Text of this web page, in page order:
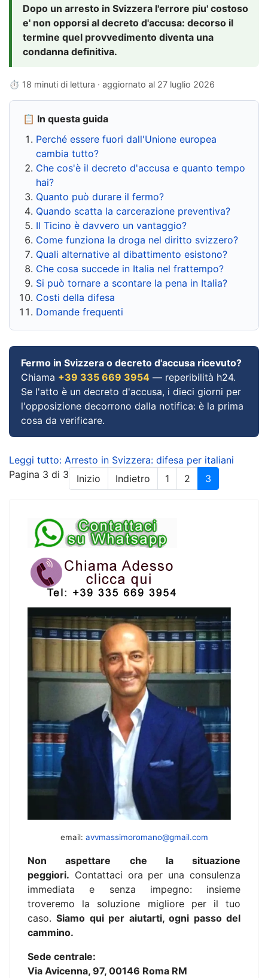
Dopo un arresto in Svizzera l'errore piu' costoso
e' non opporsi al decreto d'accusa: decorso il
termine quel provvedimento diventa una
condanna definitiva.
⏱ 18 minuti di lettura · aggiornato al 27 luglio 2026
📋 In questa guida
Perché essere fuori dall'Unione europea
cambia tutto?
Che cos'è il decreto d'accusa e quanto tempo
hai?
Quanto può durare il fermo?
Quando scatta la carcerazione preventiva?
Il Ticino è davvero un vantaggio?
Come funziona la droga nel diritto svizzero?
Quali alternative al dibattimento esistono?
Che cosa succede in Italia nel frattempo?
Si può tornare a scontare la pena in Italia?
Costi della difesa
Domande frequenti
Fermo in Svizzera o decreto d'accusa ricevuto?
Chiama +39 335 669 3954 — reperibilità h24.
Se l'atto è un decreto d'accusa, i dieci giorni per
l'opposizione decorrono dalla notifica: è la prima
cosa da verificare.
Leggi tutto: Arresto in Svizzera: difesa per italiani
Pagina 3 di 3
Inizio Indietro 1 2 3
email: avvmassimoromano@gmail.com
Non aspettare che la situazione
peggiori. Contattaci ora per una consulenza
immediata e senza impegno: insieme
troveremo la soluzione migliore per il tuo
caso.Siamo qui per aiutarti, ogni passo del
cammino.
Sede centrale:
Via Avicenna, 97, 00146 Roma RM